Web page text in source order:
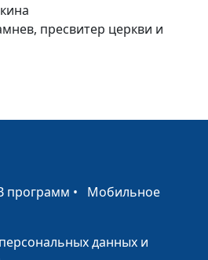
Варнавская
и Елена
Александр Камнев,
Варнавская
пресвитер церкви и
программ • Мобильное
данных и